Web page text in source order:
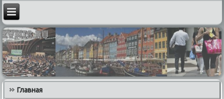
Главная